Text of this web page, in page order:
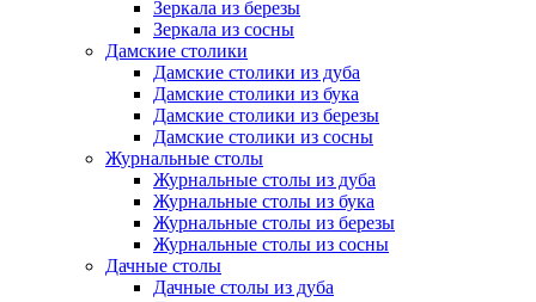
Зеркала из березы
Зеркала из сосны
Дамские столики
Дамские столики из дуба
Дамские столики из бука
Дамские столики из березы
Дамские столики из сосны
Журнальные столы
Журнальные столы из дуба
Журнальные столы из бука
Журнальные столы из березы
Журнальные столы из сосны
Дачные столы
Дачные столы из дуба